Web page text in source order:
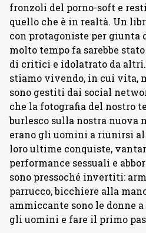
fronzoli del porno-soft e
quello che è in realtà. Un
con protagoniste per giunta
molto tempo fa sarebbe
di critici e idolatrato da
stiamo vivendo, in cui vita,
sono gestiti dai social
che la fotografia del nostro
burlesco sulla nostra nuova
erano gli uomini a riunirsi al
loro ultime conquiste,
performance sessuali e
sono pressoché invertiti:
parrucco, bicchiere alla
ammiccante sono le donne
gli uomini e fare il primo